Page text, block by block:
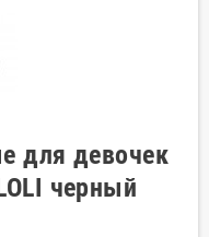
для девочек
черный